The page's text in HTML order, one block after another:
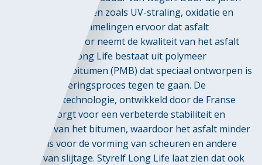
heen zorgen factoren zoals UV-straling, oxidatie en
temperatuurschommelingen ervoor dat asfalt
veroudert. Hierdoor neemt de kwaliteit van het asfalt
snel af. Styrelf Long Life bestaat uit polymeer
gemodificeerd bitumen (PMB) dat speciaal ontworpen is
om dit verouderingsproces tegen te gaan. De
crosslinking technologie, ontwikkeld door de Franse
firma ELF, zorgt voor een verbeterde stabiliteit en
elasticiteit van het bitumen, waardoor het asfalt minder
gevoelig is voor de vorming van scheuren en andere
vormen van slijtage. Styrelf Long Life laat zien dat ook